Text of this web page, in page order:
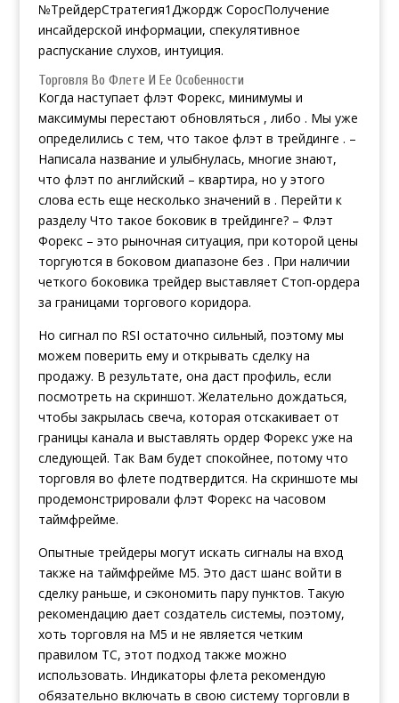
№ТрейдерСтратегия1Джордж СоросПолучение
инсайдерской информации, спекулятивное
распускание слухов, интуиция.
Торговля Во Флете И Ее Особенности
Когда наступает флэт Форекс, минимумы и
максимумы перестают обновляться , либо . Мы уже
определились с тем, что такое флэт в трейдинге . –
Написала название и улыбнулась, многие знают,
что флэт по английский – квартира, но у этого
слова есть еще несколько значений в . Перейти к
разделу Что такое боковик в трейдинге? – Флэт
Форекс – это рыночная ситуация, при которой цены
торгуются в боковом диапазоне без . При наличии
четкого боковика трейдер выставляет Стоп-ордера
за границами торгового коридора.
Но сигнал по RSI остаточно сильный, поэтому мы
можем поверить ему и открывать сделку на
продажу. В результате, она даст профиль, если
посмотреть на скриншот. Желательно дождаться,
чтобы закрылась свеча, которая отскакивает от
границы канала и выставлять ордер Форекс уже на
следующей. Так Вам будет спокойнее, потому что
торговля во флете подтвердится. На скриншоте мы
продемонстрировали флэт Форекс на часовом
таймфрейме.
Опытные трейдеры могут искать сигналы на вход
также на таймфрейме М5. Это даст шанс войти в
сделку раньше, и сэкономить пару пунктов. Такую
рекомендацию дает создатель системы, поэтому,
хоть торговля на М5 и не является четким
правилом ТС, этот подход также можно
использовать. Индикаторы флета рекомендую
обязательно включать в свою систему торговли в